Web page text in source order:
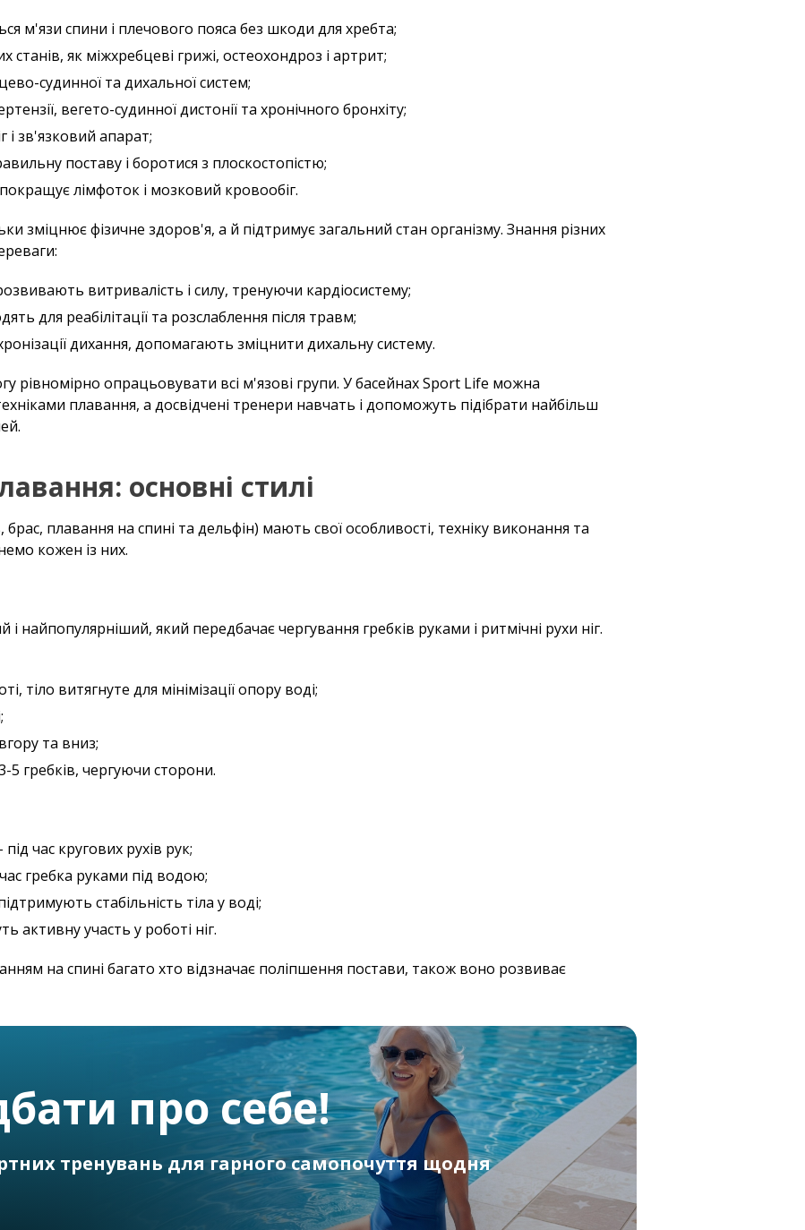
м'язи спини і плечового пояса без шкоди для хребта;
станів, як міжхребцеві грижі, остеохондроз і артрит;
судинної та дихальної систем;
вегето-судинної дистонії та хронічного бронхіту;
і зв'язковий апарат;
поставу і боротися з плоскостопістю;
лімфоток і мозковий кровообіг.
зміцнює фізичне здоров'я, а й підтримує загальний стан організму. Знання різних
витривалість і силу, тренуючи кардіосистему;
для реабілітації та розслаблення після травм;
дихання, допомагають зміцнити дихальну систему.
рівномірно опрацьовувати всі м'язові групи. У басейнах Sport Life можна
плавання, а досвідчені тренери навчать і допоможуть підібрати найбільш
основні стилі
плавання на спині та дельфін) мають свої особливості, техніку виконання та
кожен із них.
найпопулярніший, який передбачає чергування гребків руками і ритмічні рухи ніг.
тіло витягнуте для мінімізації опору воді;
та вниз;
5 гребків, чергуючи сторони.
час кругових рухів рук;
гребка руками під водою;
стабільність тіла у воді;
активну участь у роботі ніг.
на спині багато хто відзначає поліпшення постави, також воно розвиває
про себе!
тренувань для гарного самопочуття щодня